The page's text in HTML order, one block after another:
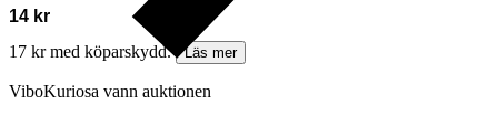
14 kr
17 kr med köparskydd. Läs mer
ViboKuriosa vann auktionen